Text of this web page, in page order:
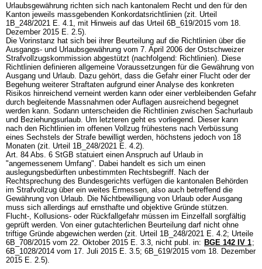
Urlaubsgewährung richten sich nach kantonalem Recht und den für den
Kanton jeweils massgebenden Konkordatsrichtlinien (zit. Urteil
1B_248/2021 E. 4.1, mit Hinweis auf das Urteil 6B_619/2015 vom 18.
Dezember 2015 E. 2.5).
Die Vorinstanz hat sich bei ihrer Beurteilung auf die Richtlinien über die
Ausgangs- und Urlaubsgewährung vom 7. April 2006 der Ostschweizer
Strafvollzugskommission abgestützt (nachfolgend: Richtlinien). Diese
Richtlinien definieren allgemeine Voraussetzungen für die Gewährung von
Ausgang und Urlaub. Dazu gehört, dass die Gefahr einer Flucht oder der
Begehung weiterer Straftaten aufgrund einer Analyse des konkreten
Risikos hinreichend verneint werden kann oder einer verbleibenden Gefahr
durch begleitende Massnahmen oder Auflagen ausreichend begegnet
werden kann. Sodann unterscheiden die Richtlinien zwischen Sachurlaub
und Beziehungsurlaub. Um letzteren geht es vorliegend. Dieser kann
nach den Richtlinien im offenen Vollzug frühestens nach Verbüssung
eines Sechstels der Strafe bewilligt werden, höchstens jedoch von 18
Monaten (zit. Urteil 1B_248/2021 E. 4.2).
Art. 84 Abs. 6 StGB statuiert einen Anspruch auf Urlaub in
"angemessenem Umfang". Dabei handelt es sich um einen
auslegungsbedürften unbestimmten Rechtsbegriff. Nach der
Rechtsprechung des Bundesgerichts verfügen die kantonalen Behörden
im Strafvollzug über ein weites Ermessen, also auch betreffend die
Gewährung von Urlaub. Die Nichtbewilligung von Urlaub oder Ausgang
muss sich allerdings auf ernsthafte und objektive Gründe stützen.
Flucht-, Kollusions- oder Rückfallgefahr müssen im Einzelfall sorgfältig
geprüft werden. Von einer gutachterlichen Beurteilung darf nicht ohne
triftige Gründe abgewichen werden (zit. Urteil 1B_248/2021 E. 4.2; Urteile
6B_708/2015 vom 22. Oktober 2015 E. 3.3, nicht publ. in: BGE 142 IV 1;
6B_1028/2014 vom 17. Juli 2015 E. 3.5; 6B_619/2015 vom 18. Dezember
2015 E. 2.5).